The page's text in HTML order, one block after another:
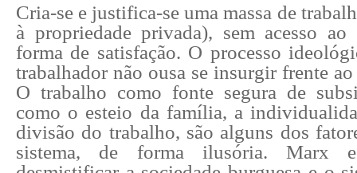
Cria-se e justifica-se uma massa de
à propriedade privada), sem acesso
forma de satisfação. O processo
trabalhador não ousa se insurgir frente
O trabalho como fonte segura de
como o esteio da família, a
divisão do trabalho, são alguns dos
sistema, de forma ilusória. Marx